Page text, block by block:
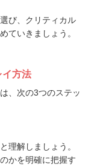
び、クリティカル
ていきましょう。
イ方法
、次の3つのステッ
理解しましょう。
かを明確に把握す